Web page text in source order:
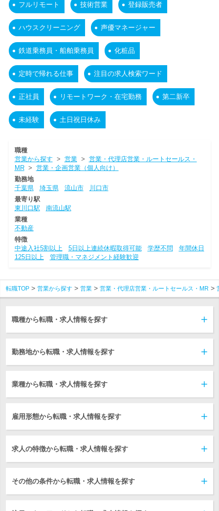
フルリモート 技術営業 登録販売者
ハウスクリーニング 声優マネージャー
鉄道乗務員・船舶乗務員 化粧品
定時で帰れる仕事 注目の求人検索ワード
正社員 リモートワーク・在宅勤務 第二新卒
未経験 土日祝日休み
職種
営業から探す > 営業> 営業・代理店営業・ルートセールス・
MR> 営業・企画営業（個人向け）
勤務地
千葉県
埼玉県 流山市
川口市
最寄り駅
東川口駅
南流山駅
業種
不動産
特徴
中途入社5割以上
5日以上連続休暇取得可能 学歴不問
年間休日
125日以上
管理職・マネジメント経験歓迎
転職TOP 営業から探す 営業 営業・代理店営業・ルートセールス・MR
職種から転職・求人情報を探す
勤務地から転職・求人情報を探す
業種から転職・求人情報を探す
雇用形態から転職・求人情報を探す
求人の特徴から転職・求人情報を探す
その他の条件から転職・求人情報を探す